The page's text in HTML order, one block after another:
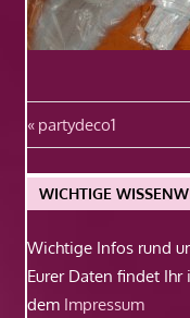
Vorheriger
Beitrag:
partydeco1
WICHTIGE
Wichtige Infos rund
Eurer Daten findet
dem Impressum